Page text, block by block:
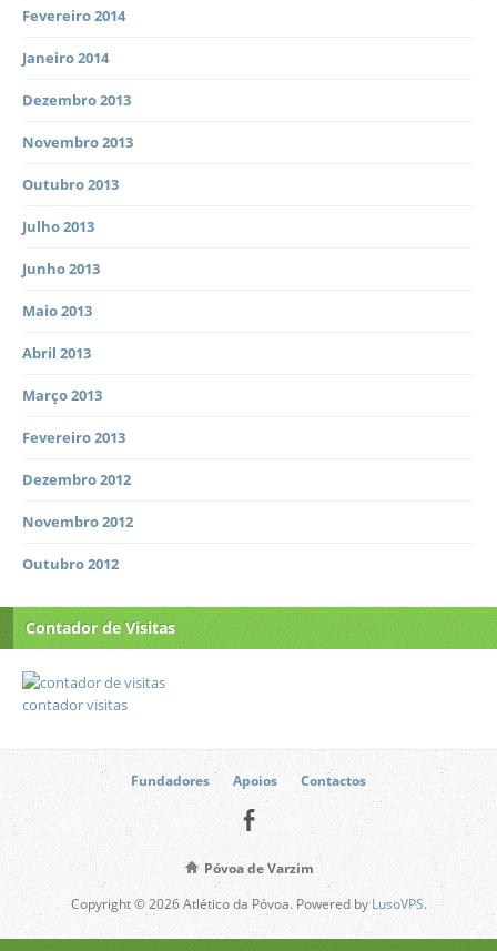
Fevereiro 2014
Janeiro 2014
Dezembro 2013
Novembro 2013
Outubro 2013
Julho 2013
Junho 2013
Maio 2013
Abril 2013
Março 2013
Fevereiro 2013
Dezembro 2012
Novembro 2012
Outubro 2012
Contador de Visitas
contador visitas
Fundadores Apoios Contactos
Póvoa de Varzim
Copyright © 2026 Atlético da Póvoa. Powered byLusoVPS.